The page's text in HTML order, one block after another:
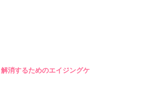
消するためのエイジングケ